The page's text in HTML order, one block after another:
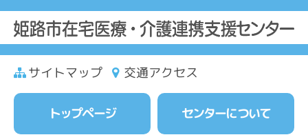
サイトマップ 交通アクセス
トップページ センターについて